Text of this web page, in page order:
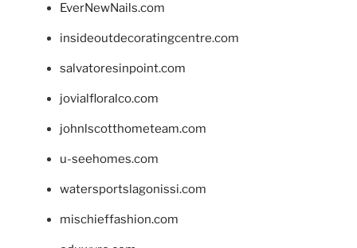
EverNewNails.com
insideoutdecoratingcentre.com
salvatoresinpoint.com
jovialfloralco.com
johnlscotthometeam.com
u-seehomes.com
watersportslagonissi.com
mischieffashion.com